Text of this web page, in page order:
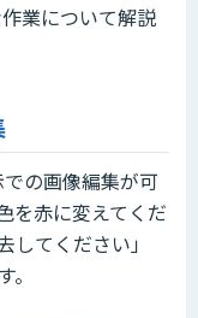
業について解説
の画像編集が可
を赤に変えてくだ
してください」